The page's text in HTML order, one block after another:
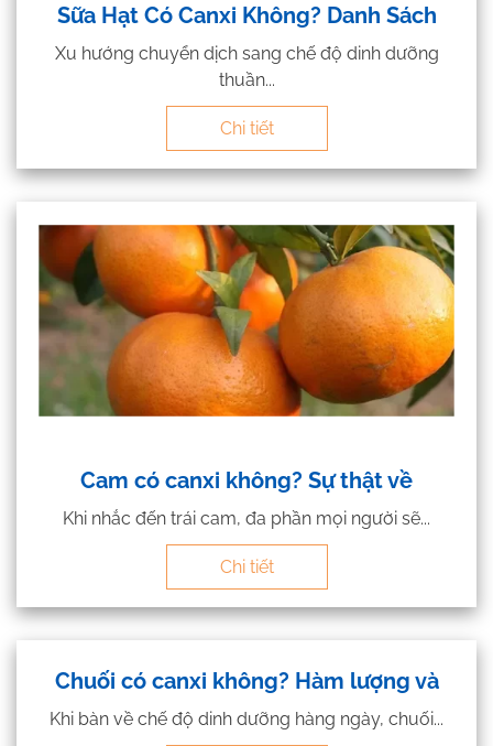
Sữa Hạt Có Canxi Không? Danh Sách
Xu hướng chuyển dịch sang chế độ dinh dưỡng
thuần...
Chi tiết
Cam có canxi không? Sự thật về
Khi nhắc đến trái cam, đa phần mọi người sẽ...
Chi tiết
Chuối có canxi không? Hàm lượng và
Khi bàn về chế độ dinh dưỡng hàng ngày, chuối...